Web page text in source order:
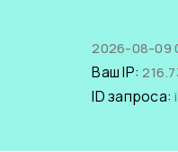
2026-08-09
Ваш IP:
ID запроса: